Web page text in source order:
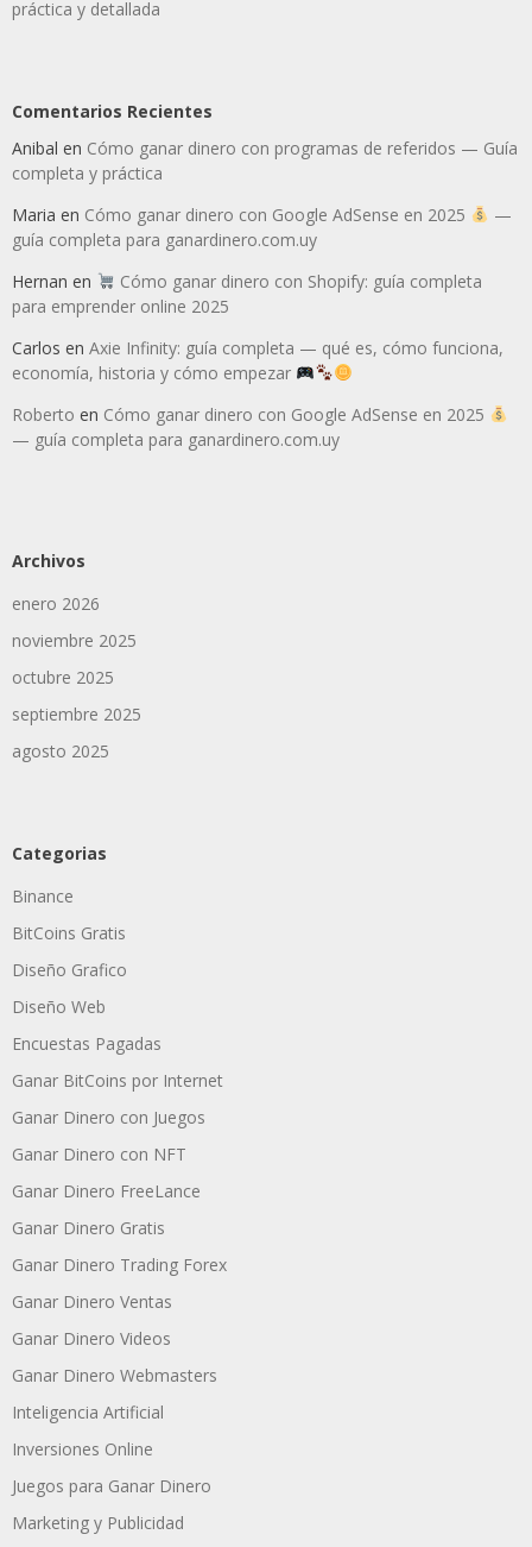
práctica y detallada
Comentarios Recientes
Anibal en Cómo ganar dinero con programas de referidos — Guía
completa y práctica
Maria en Cómo ganar dinero con Google AdSense en 2025
—
guía completa para ganardinero.com.uy
Hernan en
Cómo ganar dinero con Shopify: guía completa
para emprender online 2025
Carlos en Axie Infinity: guía completa — qué es, cómo funciona,
economía, historia y cómo empezar
Roberto en Cómo ganar dinero con Google AdSense en 2025
— guía completa para ganardinero.com.uy
Archivos
enero 2026
noviembre 2025
octubre 2025
septiembre 2025
agosto 2025
Categorias
Binance
BitCoins Gratis
Diseño Grafico
Diseño Web
Encuestas Pagadas
Ganar BitCoins por Internet
Ganar Dinero con Juegos
Ganar Dinero con NFT
Ganar Dinero FreeLance
Ganar Dinero Gratis
Ganar Dinero Trading Forex
Ganar Dinero Ventas
Ganar Dinero Videos
Ganar Dinero Webmasters
Inteligencia Artificial
Inversiones Online
Juegos para Ganar Dinero
Marketing y Publicidad